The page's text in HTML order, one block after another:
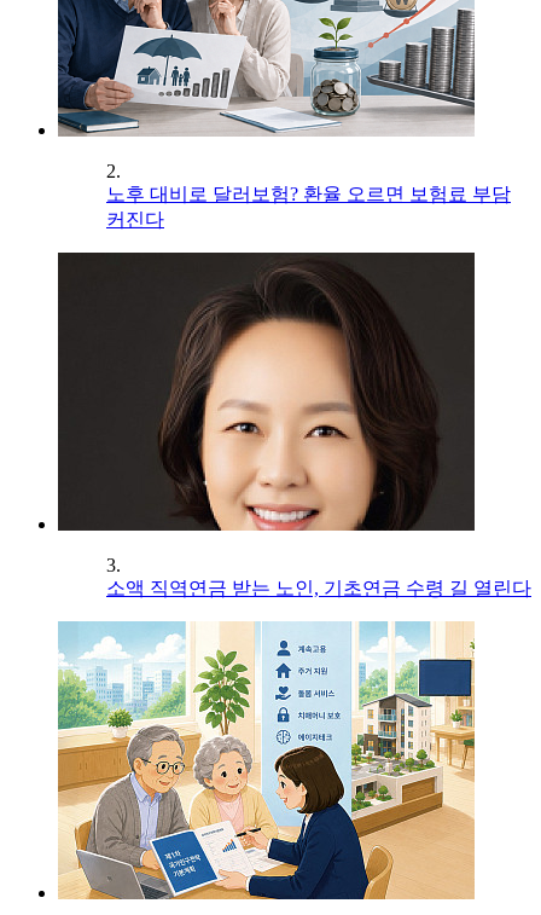
2.
노후 대비로 달러보험? 환율 오르면 보험료 부담
커진다
3.
소액 직역연금 받는 노인, 기초연금 수령 길 열린다